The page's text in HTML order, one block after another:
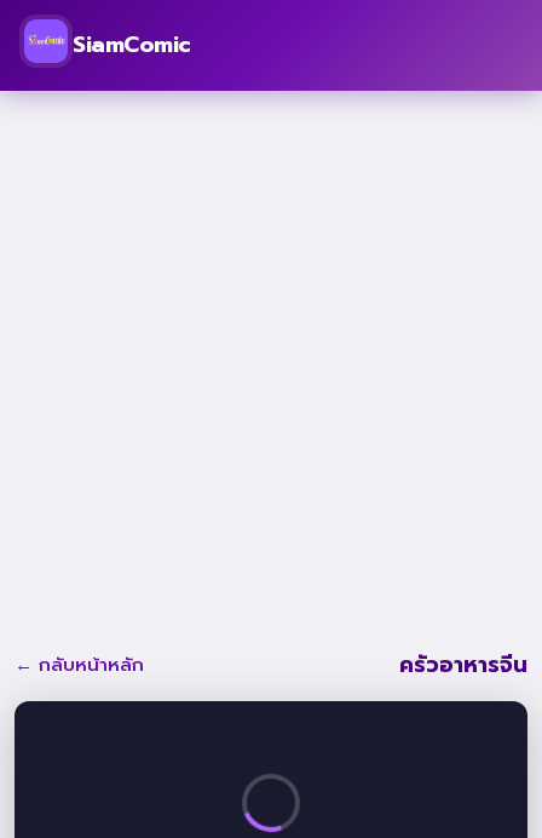
SiamComic
← กลับหน้าหลัก ครัวอาหารจีน